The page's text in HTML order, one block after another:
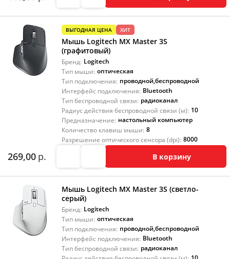
ВЫГОДНАЯ ЦЕНА ХИТ
Мышь Logitech MX Master 3S
(графитовый)
Бренд: Logitech
Тип мыши: оптическая
Тип подключения: проводной,беспроводной
Интерфейс подключения: Bluetooth
Тип беспроводной связи: радиоканал
Радиус действия беспроводной связи (м): 10
Предназначение: настольный компьютер
Количество клавиш мыши: 8
Разрешение оптического сенсора (dpi): 8000
269,00 р. В корзину
Мышь Logitech MX Master 3S (светло-
серый)
Бренд: Logitech
Тип мыши: оптическая
Тип подключения: проводной,беспроводной
Интерфейс подключения: Bluetooth
Тип беспроводной связи: радиоканал